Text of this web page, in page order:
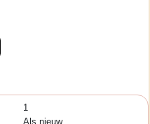
1
Als nieuw